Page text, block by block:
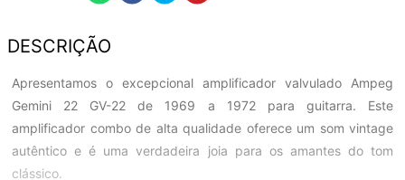
DESCRIÇÃO
Apresentamos o excepcional amplificador valvulado Ampeg
Gemini 22 GV-22 de 1969 a 1972 para guitarra. Este
amplificador combo de alta qualidade oferece um som vintage
autêntico e é uma verdadeira joia para os amantes do tom
clássico.